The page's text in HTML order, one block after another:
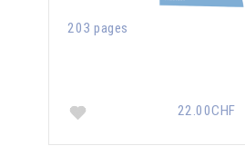
203 pages
22.00CHF